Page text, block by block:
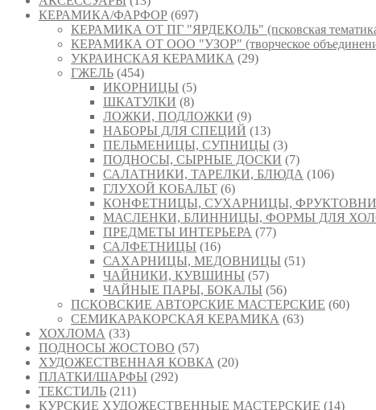
КЕРАМИКА/ФАРФОР (697)
КЕРАМИКА ОТ ПГ "ЯРДЕКОЛЬ" (псковская
КЕРАМИКА ОТ ООО "УЗОР" (творческое
УКРАИНСКАЯ КЕРАМИКА (29)
ГЖЕЛЬ (454)
ИКОРНИЦЫ (5)
ШКАТУЛКИ (8)
ЛОЖКИ, ПОДЛОЖКИ (9)
НАБОРЫ ДЛЯ СПЕЦИЙ (13)
ПЕЛЬМЕНИЦЫ, СУПНИЦЫ (3)
ПОДНОСЫ, СЫРНЫЕ ДОСКИ (7)
САЛАТНИКИ, ТАРЕЛКИ, БЛЮДА (106)
ГЛУХОЙ КОБАЛЬТ (6)
КОНФЕТНИЦЫ, СУХАРНИЦЫ,
МАСЛЕНКИ, БЛИННИЦЫ, ФОРМЫ ДЛЯ
ПРЕДМЕТЫ ИНТЕРЬЕРА (77)
САЛФЕТНИЦЫ (16)
САХАРНИЦЫ, МЕДОВНИЦЫ (51)
ЧАЙНИКИ, КУВШИНЫ (57)
ЧАЙНЫЕ ПАРЫ, БОКАЛЫ (56)
ПСКОВСКИЕ АВТОРСКИЕ МАСТЕРСКИЕ (60)
СЕМИКАРАКОРСКАЯ КЕРАМИКА (63)
ХОХЛОМА (33)
ПОДНОСЫ ЖОСТОВО (57)
ХУДОЖЕСТВЕННАЯ КОВКА (20)
ПЛАТКИ/ШАРФЫ (292)
ТЕКСТИЛЬ (211)
КУРСКИЕ ХУДОЖЕСТВЕННЫЕ МАСТЕРСКИЕ (14)